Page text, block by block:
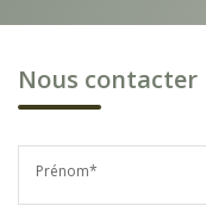
Nous contacter
Prénom*